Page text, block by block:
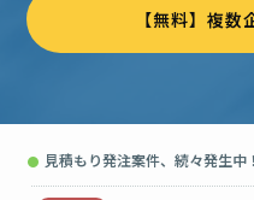
【無料】複
● 見積もり発注案件、続々発生中！
冊子印刷の見積もり
【50ページ150部B5
冊子印刷の見積もり依